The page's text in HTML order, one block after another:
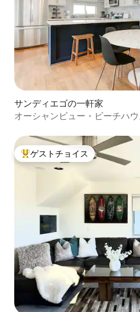
サンディエゴの一軒家
オーシャンビュー・ビーチハ
大好評のゲストチョイスです。
ゲストチョイス